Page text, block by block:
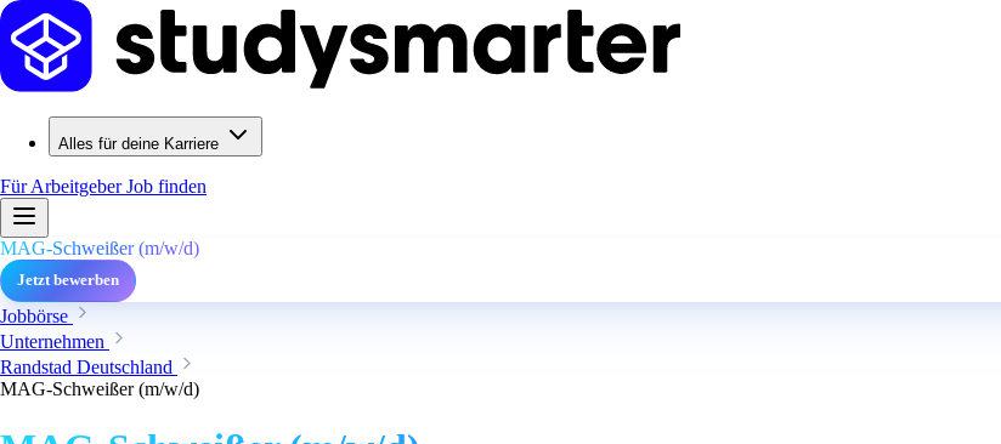
Alles für deine Karriere
Für ArbeitgeberJob finden
MAG-Schweißer (m/w/d)
Jetzt bewerben
Jobbörse
Unternehmen
Randstad Deutschland
MAG-Schweißer (m/w/d)